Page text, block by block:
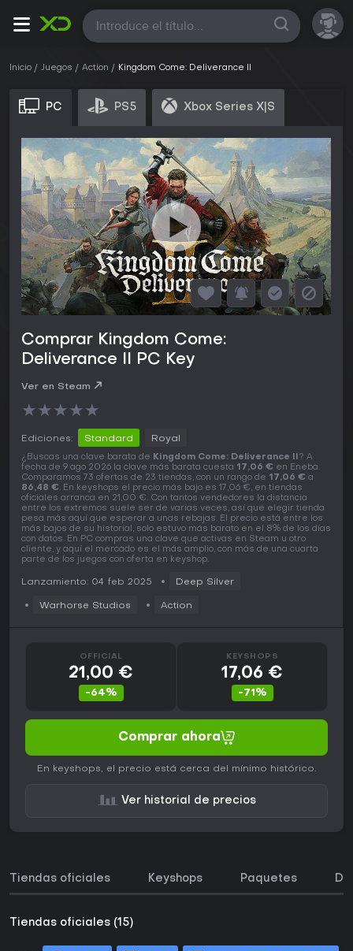
Todas
Inicio Juegos Action Kingdom Come: Deliverance II
PC PS5 Xbox Series X|S
Comprar Kingdom Come:
Deliverance II PC Key
Ver en Steam
★★★★★
Ediciones: Standard Royal
¿Buscas una clave barata de Kingdom Come: Deliverance II? A
fecha de 9 ago 2026 la clave más barata cuesta 17,06 € en Eneba.
Comparamos 73 ofertas de 23 tiendas, con un rango de 17,06 € a
86,48 €. En keyshops el precio más bajo es 17,06 €, en tiendas
oficiales arranca en 21,00 €. Con tantos vendedores la distancia
entre los extremos suele ser de varias veces, así que elegir tienda
pesa más aquí que esperar a unas rebajas. El precio está entre los
más bajos de su historial, solo estuvo más barato en el 8% de los días
con datos. En PC compras una clave que activas en Steam u otro
cliente, y aquí el mercado es el más amplio, con más de una cuarta
parte de los juegos con oferta en keyshop.
Lanzamiento: 04 feb 2025 Deep Silver
Warhorse Studios Action
OFFICIAL
21,00 €
-64%
KEYSHOPS
17,06 €
-71%
Comprar ahora
En keyshops, el precio está cerca del mínimo histórico.
Ver historial de precios
Tiendas oficiales Keyshops Paquetes
Tiendas oficiales (15)